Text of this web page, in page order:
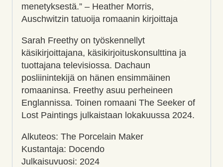
menetyksestä.” – Heather Morris,
Auschwitzin tatuoija romaanin kirjoittaja
Sarah Freethy on työskennellyt
käsikirjoittajana, käsikirjoituskonsulttina ja
tuottajana televisiossa. Dachaun
posliinintekijä on hänen ensimmäinen
romaaninsa. Freethy asuu perheineen
Englannissa. Toinen romaani The Seeker of
Lost Paintings julkaistaan lokakuussa 2024.
Alkuteos: The Porcelain Maker
Kustantaja: Docendo
Julkaisuvuosi: 2024